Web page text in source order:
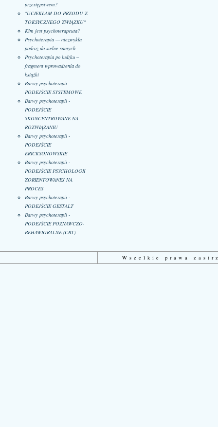
przestępstwem?
"UCIEKŁAM DO PRZODU Z
TOKSYCZNEGO ZWIĄZKU"
Kim jest psychoterapeuta?
Psychoterapia — niezwykła
podróż do siebie samych
Psychoterapia po ludzku –
fragment wprowadzenia do
książki
Barwy psychoterapii -
PODEJŚCIE SYSTEMOWE
Barwy psychoterapii -
PODEJŚCIE
SKONCENTROWANE NA
ROZWIĄZANIU
Barwy psychoterapii -
PODEJŚCIE
ERICKSONOWSKIE
Barwy psychoterapii -
PODEJŚCIE PSYCHOLOGII
ZORIENTOWANEJ NA
PROCES
Barwy psychoterapii -
PODEJŚCIE GESTALT
Barwy psychoterapii -
PODEJŚCIE POZNAWCZO-
BEHAWIORALNE (CBT)
Wszelkie prawa